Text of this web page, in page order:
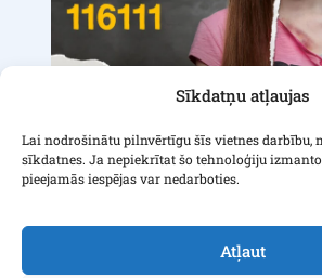
Sīkdatņu atļaujas
Lai nodrošinātu pilnvērtīgu šīs vietnes darbību,
sīkdatnes. Ja nepiekrītat šo tehnoloģiju
pieejamās iespējas var nedarboties.
Atļaut